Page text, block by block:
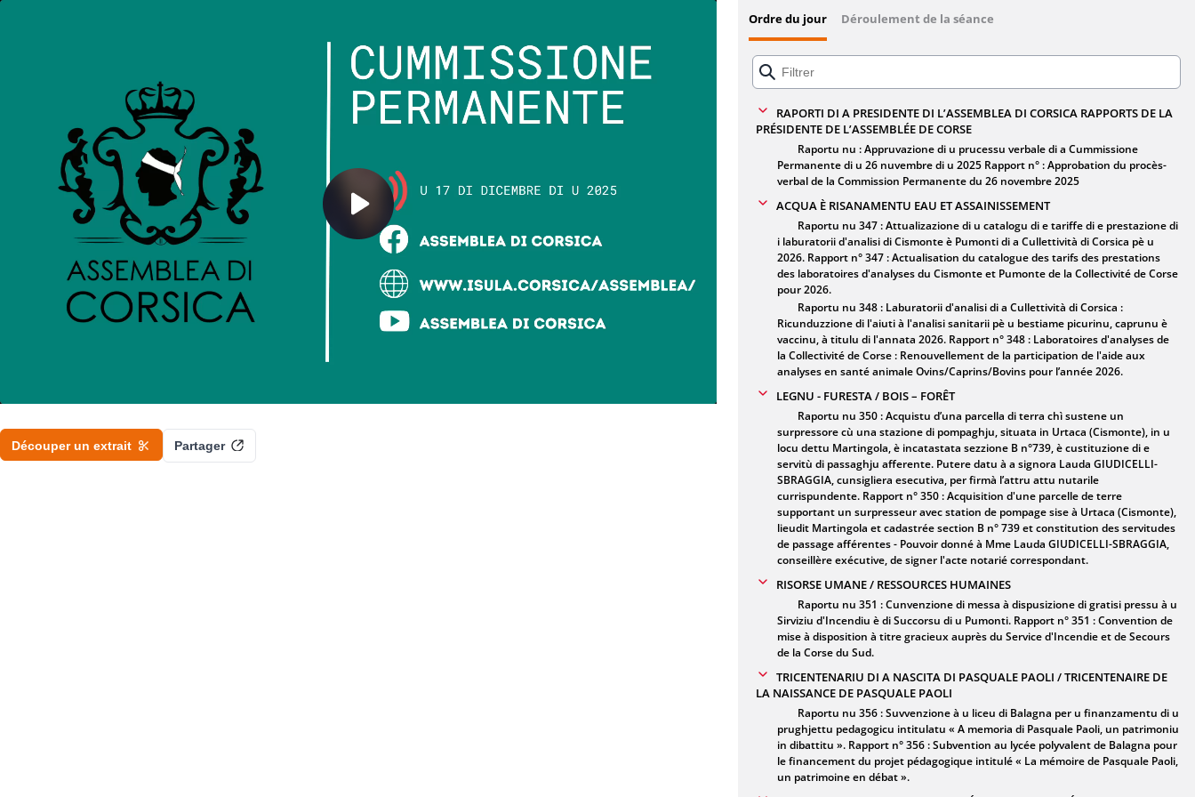
Commission Permanente - 17 décembre 2025
Découper un extrait Partager
Ordre du jour Déroulement de la séance
RAPORTI DI A PRESIDENTE DI L’ASSEMBLEA DI CORSICA RAPPORTS DE LA
PRÉSIDENTE DE L’ASSEMBLÉE DE CORSE
Raportu nu : Appruvazione di u prucessu verbale di a Cummissione
Permanente di u 26 nuvembre di u 2025 Rapport n° : Approbation du procès-
verbal de la Commission Permanente du 26 novembre 2025
ACQUA È RISANAMENTU EAU ET ASSAINISSEMENT
Raportu nu 347 : Attualizazione di u catalogu di e tariffe di e prestazione di
i laburatorii d'analisi di Cismonte è Pumonti di a Cullettività di Corsica pè u
2026. Rapport n° 347 : Actualisation du catalogue des tarifs des prestations
des laboratoires d'analyses du Cismonte et Pumonte de la Collectivité de Corse
pour 2026.
Raportu nu 348 : Laburatorii d'analisi di a Cullettività di Corsica :
Ricunduzzione di l'aiuti à l'analisi sanitarii pè u bestiame picurinu, caprunu è
vaccinu, à titulu di l'annata 2026. Rapport n° 348 : Laboratoires d'analyses de
la Collectivité de Corse : Renouvellement de la participation de l'aide aux
analyses en santé animale Ovins/Caprins/Bovins pour l’année 2026.
LEGNU - FURESTA / BOIS – FORÊT
Raportu nu 350 : Acquistu d’una parcella di terra chì sustene un
surpressore cù una stazione di pompaghju, situata in Urtaca (Cismonte), in u
locu dettu Martingola, è incatastata sezzione B n°739, è custituzione di e
servitù di passaghju afferente. Putere datu à a signora Lauda GIUDICELLI-
SBRAGGIA, cunsigliera esecutiva, per firmà l’attru attu nutarile
currispundente. Rapport n° 350 : Acquisition d'une parcelle de terre
supportant un surpresseur avec station de pompage sise à Urtaca (Cismonte),
lieudit Martingola et cadastrée section B n° 739 et constitution des servitudes
de passage afférentes - Pouvoir donné à Mme Lauda GIUDICELLI-SBRAGGIA,
conseillère exécutive, de signer l'acte notarié correspondant.
RISORSE UMANE / RESSOURCES HUMAINES
Raportu nu 351 : Cunvenzione di messa à dispusizione di gratisi pressu à u
Sirviziu d'Incendiu è di Succorsu di u Pumonti. Rapport n° 351 : Convention de
mise à disposition à titre gracieux auprès du Service d'Incendie et de Secours
de la Corse du Sud.
TRICENTENARIU DI A NASCITA DI PASQUALE PAOLI / TRICENTENAIRE DE
LA NAISSANCE DE PASQUALE PAOLI
Raportu nu 356 : Suvvenzione à u liceu di Balagna per u finanzamentu di u
prughjettu pedagogicu intitulatu « A memoria di Pasquale Paoli, un patrimoniu
in dibattitu ». Rapport n° 356 : Subvention au lycée polyvalent de Balagna pour
le financement du projet pédagogique intitulé « La mémoire de Pasquale Paoli,
un patrimoine en débat ».